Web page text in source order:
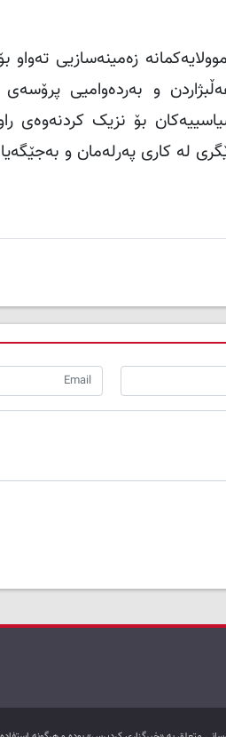
زه‌مینه‌سازیی
و به‌رده‌وامیی
بۆ نزیک کردنه‌وه‌ى
له‌ کارى په‌رله‌مان و